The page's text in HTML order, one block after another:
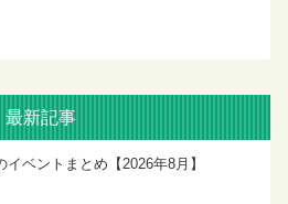
最新記事
イベントまとめ【2026年8月】